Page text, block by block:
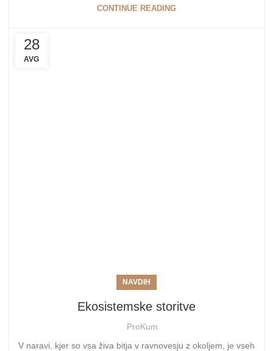
CONTINUE READING
28
AVG
NAVDIH
Ekosistemske storitve
ProKum
V naravi, kjer so vsa živa bitja v ravnovesju z okoljem, je vseh